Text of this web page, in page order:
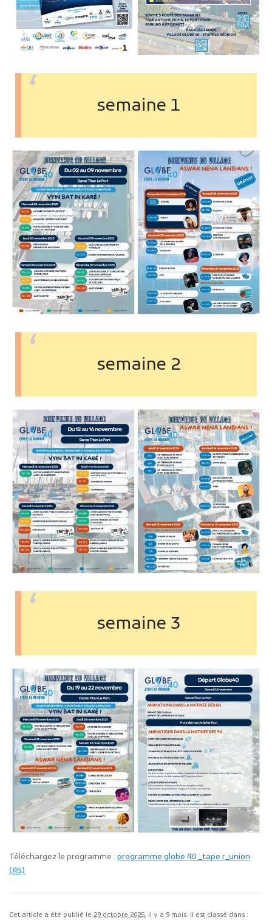
semaine 1
semaine 2
semaine 3
Téléchargez le programme : programme globe 40 _tape r_union
(A5)
Cet article a été publié le 29 octobre 2025, il y a 9 mois. Il est classé dans :